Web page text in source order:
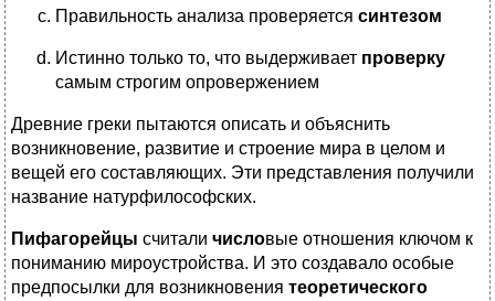
Правильность анализа проверяется синтезом
Истинно только то, что выдерживает проверку
самым строгим опровержением
Древние греки пытаются описать и объяснить
возникновение, развитие и строение мира в целом и
вещей его составляющих. Эти представления получили
название натурфилософских.
Пифагорейцы считали числовые отношения ключом к
пониманию мироустройства. И это создавало особые
предпосылки для возникновения теоретического